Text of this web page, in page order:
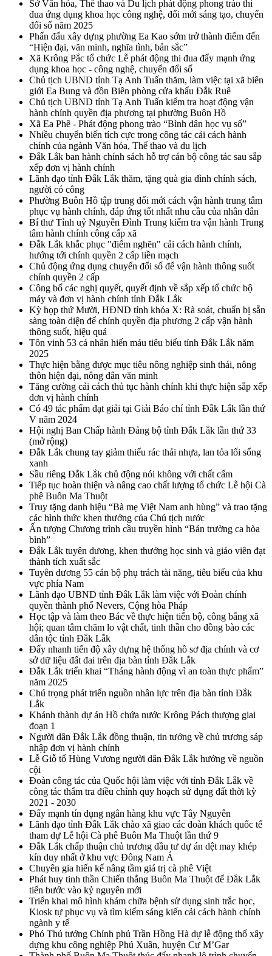
Sở Văn hóa, Thể thao và Du lịch phát động phong trào thi
đua ứng dụng khoa học công nghệ, đổi mới sáng tạo, chuyển
đổi số năm 2025
Phấn đấu xây dựng phường Ea Kao sớm trở thành điểm đến
“Hiện đại, văn minh, nghĩa tình, bản sắc”
Xã Krông Pắc tổ chức Lễ phát động thi đua đẩy mạnh ứng
dụng khoa học - công nghệ, chuyển đổi số
Chủ tịch UBND tỉnh Tạ Anh Tuấn thăm, làm việc tại xã biên
giới Ea Bung và đồn Biên phòng cửa khẩu Đắk Ruê
Chủ tịch UBND tỉnh Tạ Anh Tuấn kiểm tra hoạt động vận
hành chính quyền địa phương tại phường Buôn Hồ
Xã Ea Phê - Phát động phong trào “Bình dân học vụ số”
Nhiều chuyển biến tích cực trong công tác cải cách hành
chính của ngành Văn hóa, Thể thao và du lịch
Đắk Lắk ban hành chính sách hỗ trợ cán bộ công tác sau sắp
xếp đơn vị hành chính
Lãnh đạo tỉnh Đắk Lắk thăm, tặng quà gia đình chính sách,
người có công
Phường Buôn Hồ tập trung đổi mới cách vận hành trung tâm
phục vụ hành chính, đáp ứng tốt nhất nhu cầu của nhân dân
Bí thư Tỉnh uỷ Nguyễn Đình Trung kiểm tra vận hành Trung
tâm hành chính công cấp xã
Đắk Lắk khắc phục "điểm nghẽn" cải cách hành chính,
hướng tới chính quyền 2 cấp liền mạch
Chủ động ứng dụng chuyển đổi số để vận hành thông suốt
chính quyền 2 cấp
Công bố các nghị quyết, quyết định về sắp xếp tổ chức bộ
máy và đơn vị hành chính tỉnh Đắk Lắk
Kỳ họp thứ Mười, HĐND tỉnh khóa X: Rà soát, chuẩn bị sẵn
sàng toàn diện để chính quyền địa phương 2 cấp vận hành
thông suốt, hiệu quả
Tôn vinh 53 cá nhân hiến máu tiêu biểu tỉnh Đắk Lắk năm
2025
Thực hiện bằng được mục tiêu nông nghiệp sinh thái, nông
thôn hiện đại, nông dân văn minh
Tăng cường cải cách thủ tục hành chính khi thực hiện sắp xếp
đơn vị hành chính
Có 49 tác phẩm đạt giải tại Giải Báo chí tỉnh Đắk Lắk lần thứ
V năm 2024
Hội nghị Ban Chấp hành Đảng bộ tỉnh Đắk Lắk lần thứ 33
(mở rộng)
Đắk Lắk chung tay giảm thiểu rác thải nhựa, lan tỏa lối sống
xanh
Sầu riêng Đắk Lắk chủ động nói không với chất cấm
Tiếp tục hoàn thiện và nâng cao chất lượng tổ chức Lễ hội Cà
phê Buôn Ma Thuột
Truy tặng danh hiệu “Bà mẹ Việt Nam anh hùng” và trao tặng
các hình thức khen thưởng của Chủ tịch nước
Ấn tượng Chương trình cầu truyền hình “Bản trường ca hòa
bình”
Đắk Lắk tuyên dương, khen thưởng học sinh và giáo viên đạt
thành tích xuất sắc
Tuyên dương 55 cán bộ phụ trách tài năng, tiêu biểu của khu
vực phía Nam
Lãnh đạo UBND tỉnh Đắk Lắk làm việc với Đoàn chính
quyền thành phố Nevers, Cộng hòa Pháp
Học tập và làm theo Bác về thực hiện tiến bộ, công bằng xã
hội; quan tâm chăm lo vật chất, tinh thần cho đồng bào các
dân tộc tỉnh Đắk Lắk
Đẩy nhanh tiến độ xây dựng hệ thống hồ sơ địa chính và cơ
sở dữ liệu đất đai trên địa bàn tỉnh Đắk Lắk
Đắk Lắk triển khai “Tháng hành động vì an toàn thực phẩm”
năm 2025
Chú trọng phát triển nguồn nhân lực trên địa bàn tỉnh Đắk
Lắk
Khánh thành dự án Hồ chứa nước Krông Pách thượng giai
đoạn 1
Người dân Đắk Lắk đồng thuận, tin tưởng về chủ trương sáp
nhập đơn vị hành chính
Lễ Giỗ tổ Hùng Vương người dân Đắk Lắk hướng về nguồn
cội
Đoàn công tác của Quốc hội làm việc với tỉnh Đắk Lắk về
công tác thẩm tra điều chỉnh quy hoạch sử dụng đất thời kỳ
2021 - 2030
Đẩy mạnh tín dụng ngân hàng khu vực Tây Nguyên
Lãnh đạo tỉnh Đắk Lắk chào xã giao các đoàn khách quốc tế
tham dự Lễ hội Cà phê Buôn Ma Thuột lần thứ 9
Đắk Lắk chấp thuận chủ trương đầu tư dự án dệt may khép
kín duy nhất ở khu vực Đông Nam Á
Chuyên gia hiến kế nâng tầm giá trị cà phê Việt
Phát huy tinh thần Chiến thắng Buôn Ma Thuột để Đắk Lắk
tiến bước vào kỷ nguyên mới
Triển khai mô hình khám chữa bệnh sử dụng sinh trắc học,
Kiosk tự phục vụ và tìm kiếm sáng kiến cải cách hành chính
ngành y tế
Phó Thủ tướng Chính phủ Trần Hồng Hà dự lễ động thổ xây
dựng khu công nghiệp Phú Xuân, huyện Cư M’Gar